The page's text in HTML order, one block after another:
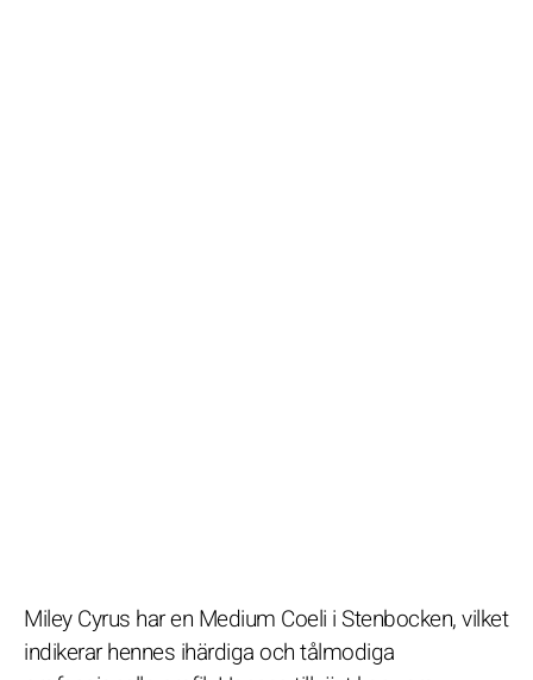
Miley Cyrus har en Medium Coeli i Stenbocken, vilket
indikerar hennes ihärdiga och tålmodiga